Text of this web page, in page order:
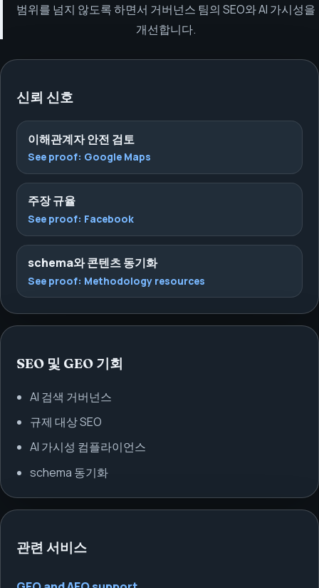
범위를 넘지 않도록 하면서 거버넌스 팀의 SEO와 AI 가시성을
개선합니다.
신뢰 신호
이해관계자 안전 검토
See proof: Google Maps
주장 규율
See proof: Facebook
schema와 콘텐츠 동기화
See proof: Methodology resources
SEO 및 GEO 기회
AI 검색 거버넌스
규제 대상 SEO
AI 가시성 컴플라이언스
schema 동기화
관련 서비스